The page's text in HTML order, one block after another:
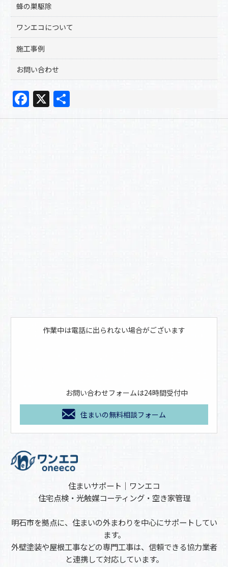
蜂の巣駆除
ワンエコについて
施工事例
お問い合わせ
F
a
X
有
作業中は電話に出られない場合がございます
お問い合わせフォームは24時間受付中
住まいの無料相談フォーム
住まいサポート｜ワンエコ
住宅点検・光触媒コーティング・空き家管理
明石市を拠点に、住まいの外まわりを中心にサポートしてい
ます。
外壁塗装や屋根工事などの専門工事は、信頼できる協力業者
と連携して対応しています。